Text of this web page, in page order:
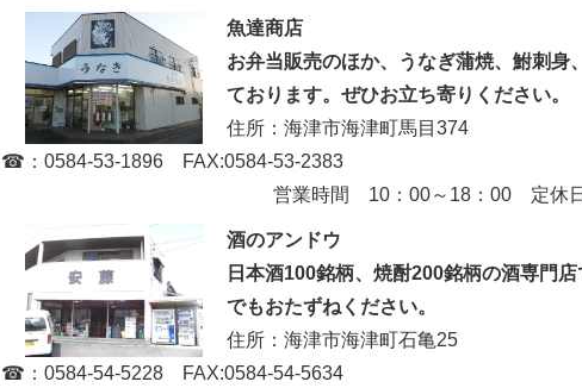
魚達商店
お弁当販売のほか、うなぎ蒲焼、鮒刺身
ております。ぜひお立ち寄りください。
住所：海津市海津町馬目374
☎：0584-53-1896 FAX:0584-53-2383
営業時間 10：00～18：00 定休日：水
酒のアンドウ
日本酒100銘柄、焼酎200銘柄の酒専門
でもおたずねください。
住所：海津市海津町石亀25
☎：0584-54-5228 FAX:0584-54-5634